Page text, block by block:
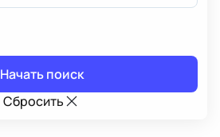
Начать поиск
Сбросить